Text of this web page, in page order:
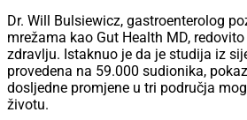
Dr. Will Bulsiewicz, gastroenterolog
mrežama kao Gut Health MD,
zdravlju. Istaknuo je da je studija iz
provedena na 59.000 sudionika,
dosljedne promjene u tri područja
životu.